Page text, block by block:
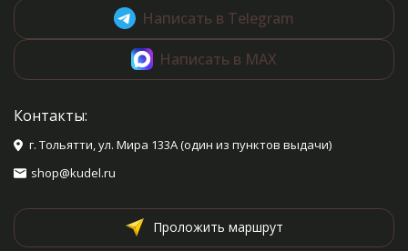
Написать в Telegram
Написать в MAX
Контакты:
г. Тольятти, ул. Мира 133А (один из пунктов выдачи)
shop@kudel.ru
Проложить маршрут